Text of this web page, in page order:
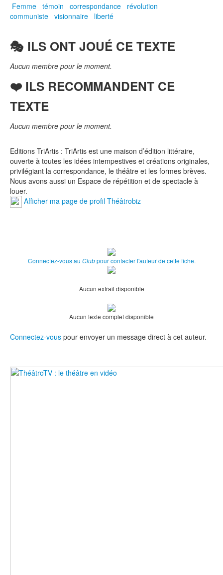
Femme témoin correspondance
révolution
communiste visionnaire liberté
🎭 ILS ONT JOUÉ CE TEXTE
Aucun membre pour le moment.
❤️ ILS RECOMMANDENT CE
TEXTE
Aucun membre pour le moment.
Editions TriArtis : TriArtis est une maison d’édition littéraire,
ouverte à toutes les idées intempestives et créations originales,
privilégiant la correspondance, le théâtre et les formes brèves.
Nous avons aussi un Espace de répétition et de spectacle à
louer.
Afficher ma page de profil Théâtrobiz
Connectez-vous au Clubpour contacter l'auteur de cette fiche.
Aucun extrait disponible
Aucun texte complet disponible
Connectez-vous pour envoyer un message direct à cet auteur.